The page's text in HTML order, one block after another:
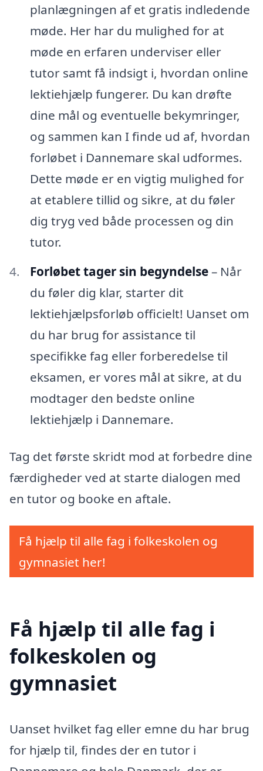
planlægningen af et gratis indledende
møde. Her har du mulighed for at
møde en erfaren underviser eller
tutor samt få indsigt i, hvordan online
lektiehjælp fungerer. Du kan drøfte
dine mål og eventuelle bekymringer,
og sammen kan I finde ud af, hvordan
forløbet i Dannemare skal udformes.
Dette møde er en vigtig mulighed for
at etablere tillid og sikre, at du føler
dig tryg ved både processen og din
tutor.
Forløbet tager sin begyndelse– Når
du føler dig klar, starter dit
lektiehjælpsforløb officielt! Uanset om
du har brug for assistance til
specifikke fag eller forberedelse til
eksamen, er vores mål at sikre, at du
modtager den bedste online
lektiehjælp i Dannemare.
Tag det første skridt mod at forbedre dine
færdigheder ved at starte dialogen med
en tutor og booke en aftale.
Få hjælp til alle fag i folkeskolen og
gymnasiet her!
Få hjælp til alle fag i
folkeskolen og
gymnasiet
Uanset hvilket fag eller emne du har brug
for hjælp til, findes der en tutor i